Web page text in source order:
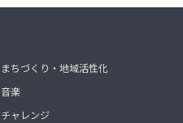
まちづくり・地域活性化
音楽
チャレンジ